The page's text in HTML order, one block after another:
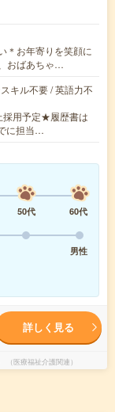
＊お年寄りを笑顔に
おばあちゃ…
キル不要 / 英語力不
用予定★履歴書は
に担当…
50代
60代
男性
詳しく見る
医療福祉介護関連）